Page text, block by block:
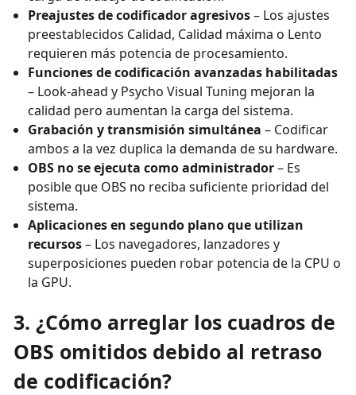
Preajustes de codificador agresivos– Los ajustes
preestablecidos Calidad, Calidad máxima o Lento
requieren más potencia de procesamiento.
Funciones de codificación avanzadas habilitadas
– Look-ahead y Psycho Visual Tuning mejoran la
calidad pero aumentan la carga del sistema.
Grabación y transmisión simultánea – Codificar
ambos a la vez duplica la demanda de su hardware.
OBS no se ejecuta como administrador– Es
posible que OBS no reciba suficiente prioridad del
sistema.
Aplicaciones en segundo plano que utilizan
recursos– Los navegadores, lanzadores y
superposiciones pueden robar potencia de la CPU o
la GPU.
3. ¿Cómo arreglar los cuadros de
OBS omitidos debido al retraso
de codificación?